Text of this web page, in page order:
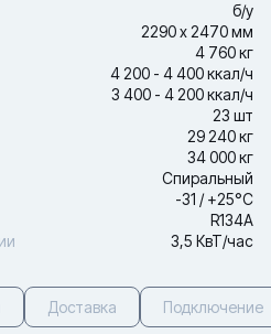
б/у
2290 х 2470 мм
4 760 кг
4 200 - 4 400 ккал/ч
3 400 - 4 200 ккал/ч
23 шт
29 240 кг
34 000 кг
Спиральный
-31 / +25°С
R134A
3,5 КвТ/час
Доставка Подключение